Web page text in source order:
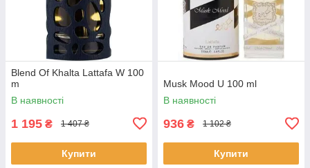
Blend Of Khalta Lattafa W 100
m
В наявності
1 195 ₴ 1 407 ₴
Купити
Musk Mood U 100 ml
В наявності
936 ₴ 1 102 ₴
Купити